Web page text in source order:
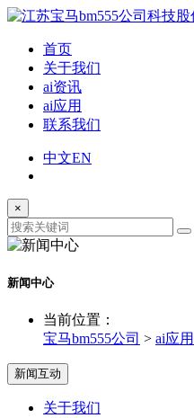
首页
关于我们
ai资讯
ai应用
联系我们
中文EN
×
新闻中心
当前位置：
宝马bm555公司 > ai应用
新闻互动
关于我们